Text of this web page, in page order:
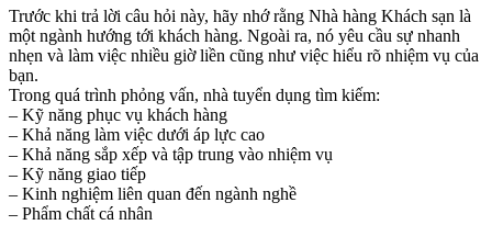
Trước khi trả lời câu hỏi này, hãy nhớ rằng Nhà hàng Khách sạn là
một ngành hướng tới khách hàng. Ngoài ra, nó yêu cầu sự nhanh
nhẹn và làm việc nhiều giờ liền cũng như việc hiểu rõ nhiệm vụ của
bạn.
Trong quá trình phỏng vấn, nhà tuyển dụng tìm kiếm:
– Kỹ năng phục vụ khách hàng
– Khả năng làm việc dưới áp lực cao
– Khả năng sắp xếp và tập trung vào nhiệm vụ
– Kỹ năng giao tiếp
– Kinh nghiệm liên quan đến ngành nghề
– Phẩm chất cá nhân